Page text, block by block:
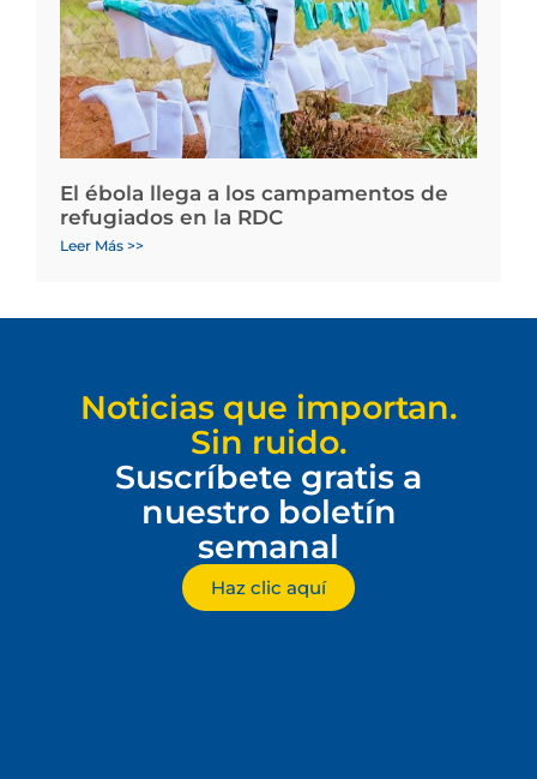
El ébola llega a los campamentos de
refugiados en la RDC
Leer Más >>
Noticias que importan.
Sin ruido.
Suscríbete gratis a
nuestro boletín
semanal
Haz clic aquí